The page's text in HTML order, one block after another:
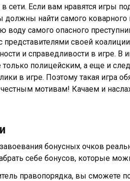
в сети. Если вам нравятся игры
должны найти самого
воду самого опасного
представителями своей
и справедливости в игре. В
только полицейским, а еще и
в игре. Поэтому такая игра
мотивам! Качаем и
бонусных очков
себе бонусов, которые
правопорядка, вы сможете